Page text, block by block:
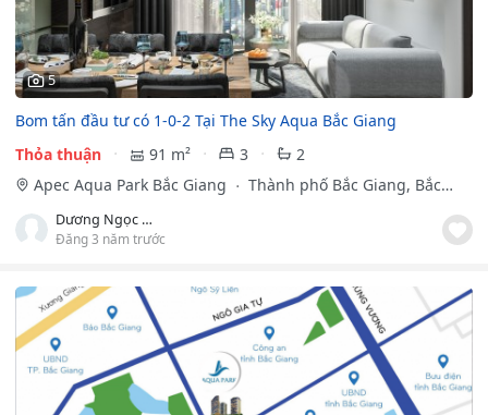
5
Bom tấn đầu tư có 1-0-2 Tại The Sky Aqua Bắc Giang
Thỏa thuận
91 m² 3
2
Apec Aqua Park Bắc Giang
Thành phố Bắc Giang, Bắc
Dương Ngọc Anh
Đăng 3 năm trước